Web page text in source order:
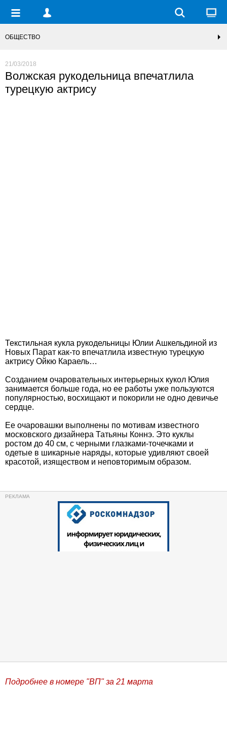
ОБЩЕСТВО
21/03/2018
Волжская рукодельница впечатлила
турецкую актрису
Текстильная кукла рукодельницы Юлии Ашкельдиной из
Новых Парат как-то впечатлила известную турецкую
актрису Ойкю Караель…
Созданием очаровательных интерьерных кукол Юлия
занимается больше года, но ее работы уже пользуются
популярностью, восхищают и покорили не одно девичье
сердце.
Ее очаровашки выполнены по мотивам известного
московского дизайнера Татьяны Коннэ. Это куклы
ростом до 40 см, с черными глазками-точечками и
одетые в шикарные наряды, которые удивляют своей
красотой, изяществом и неповторимым образом.
Подробнее в номере "ВП" за 21 марта